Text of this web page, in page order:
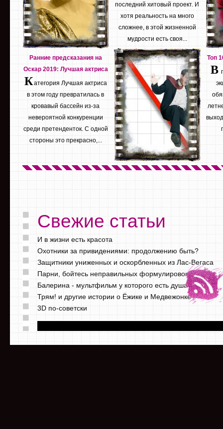
Ранние предсказания на
Оскар 2019: Лучшая актриса
Категория Лучшая актриса
в этом году превратилась в
кровавый бассейн из-за
невероятной конкуренции
среди претенденток. С одной
стороны это прекрасно,...
последний хитовый проект. И
хотя реальность на много
сложнее, в этой жизненной
мудрости есть своя...
Топ
В
Свежие статьи
И в жизни есть красота
Охотники за привидениями: продолжению быть?
Защитники униженных и оскорбленных из Лас-Вегаса
Парни, бойтесь неправильных формулировок
Балерина - мультфильм у которого есть душа
Трям! и другие истории о Ёжике и Медвежонке
3D по-советски